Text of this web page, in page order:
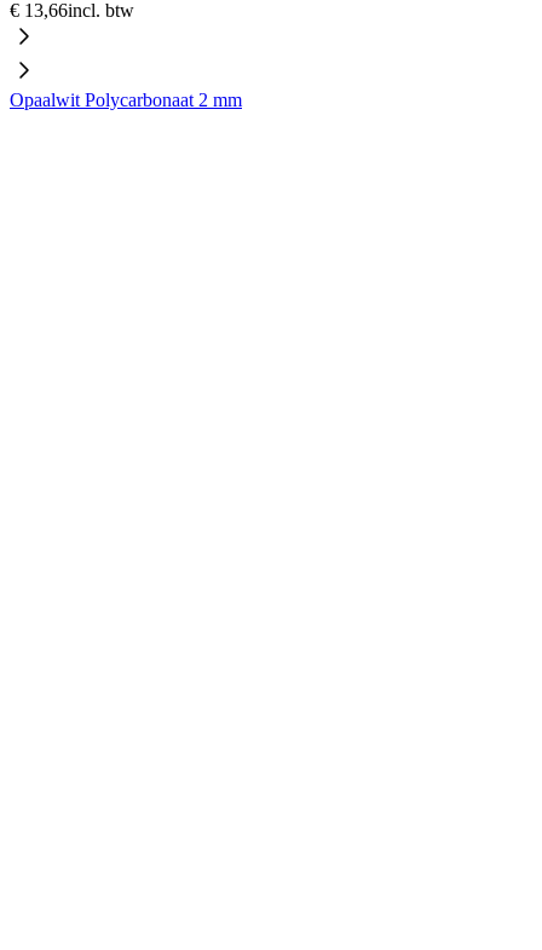
€ 13,66incl. btw
Opaalwit Polycarbonaat 2 mm